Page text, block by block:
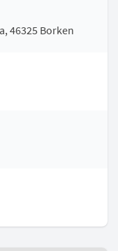
46325 Borken